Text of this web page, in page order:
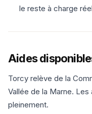
le reste à charge
Aides
Torcy relève de la
Vallée de la Marne. Les
pleinement.